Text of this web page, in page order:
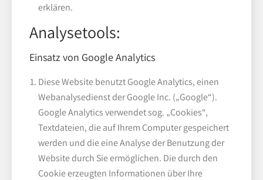
erklären.
Analysetools:
Einsatz von Google Analytics
Diese Website benutzt Google Analytics, einen
Webanalysedienst der Google Inc. („Google“).
Google Analytics verwendet sog. „Cookies“,
Textdateien, die auf Ihrem Computer gespeichert
werden und die eine Analyse der Benutzung der
Website durch Sie ermöglichen. Die durch den
Cookie erzeugten Informationen über Ihre